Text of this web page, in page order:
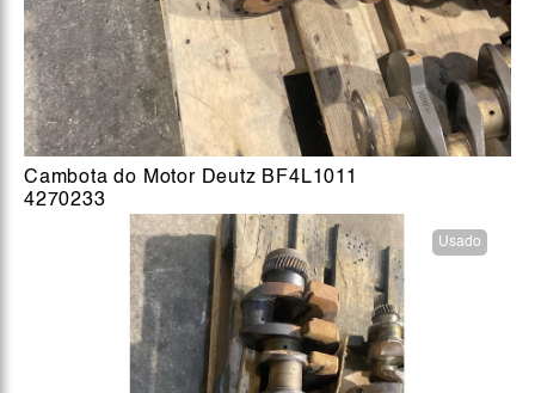
Cambota do Motor Deutz BF4L1011
4270233
Usado